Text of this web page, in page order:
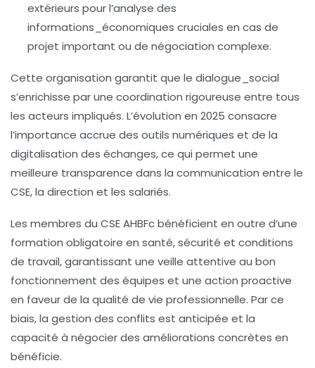
extérieurs pour l’analyse des
informations_économiques cruciales en cas de
projet important ou de négociation complexe.
Cette organisation garantit que le dialogue_social
s’enrichisse par une coordination rigoureuse entre tous
les acteurs impliqués. L’évolution en 2025 consacre
l’importance accrue des outils numériques et de la
digitalisation des échanges, ce qui permet une
meilleure transparence dans la communication entre le
CSE, la direction et les salariés.
Les membres du CSE AHBFc bénéficient en outre d’une
formation obligatoire en santé, sécurité et conditions
de travail, garantissant une veille attentive au bon
fonctionnement des équipes et une action proactive
en faveur de la qualité de vie professionnelle. Par ce
biais, la gestion des conflits est anticipée et la
capacité à négocier des améliorations concrètes en
bénéficie.